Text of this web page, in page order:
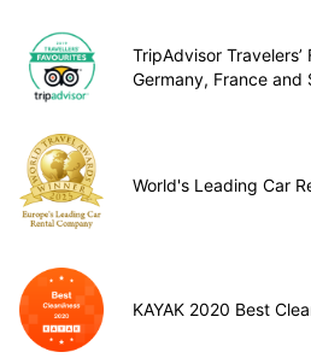
TripAdvisor
Germany, France and
World's Leading Car
KAYAK 2020 Best